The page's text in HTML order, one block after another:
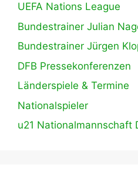
UEFA Nations League
Bundestrainer Julian
Bundestrainer Jürgen
DFB Pressekonferenzen
Länderspiele & Termine
Nationalspieler
u21 Nationalmannschaft